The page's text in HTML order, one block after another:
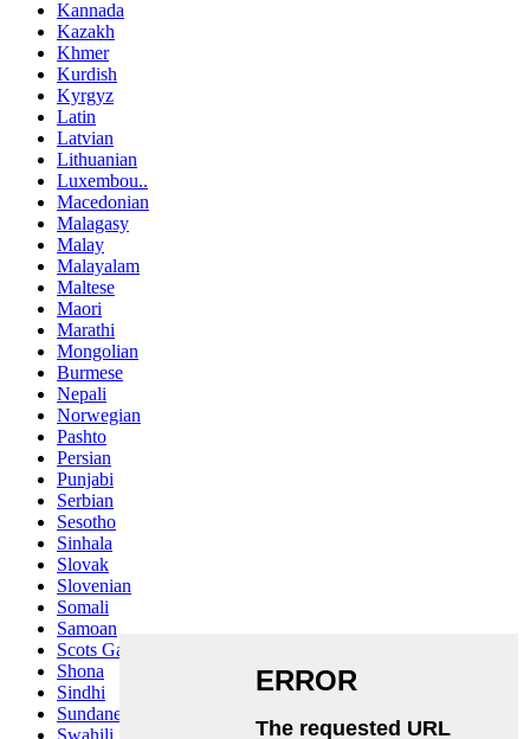
Kannada
Kazakh
Khmer
Kurdish
Kyrgyz
Latin
Latvian
Lithuanian
Luxembou..
Macedonian
Malagasy
Malay
Malayalam
Maltese
Maori
Marathi
Mongolian
Burmese
Nepali
Norwegian
Pashto
Persian
Punjabi
Serbian
Sesotho
Sinhala
Slovak
Slovenian
Somali
Samoan
Scots Gaelic
Shona
Sindhi
Sundanese